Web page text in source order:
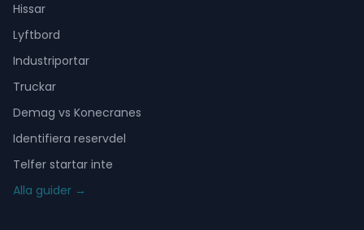
Hissar
Lyftbord
Industriportar
Truckar
Demag vs Konecranes
Identifiera reservdel
Telfer startar inte
Alla guider →